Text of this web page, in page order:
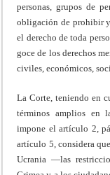
personas, grupos de
obligación de prohibir
el derecho de toda
goce de los derechos
civiles, económicos,
La Corte, teniendo en
términos amplios en
impone el artículo 2,
artículo 5, considera
Ucrania —las